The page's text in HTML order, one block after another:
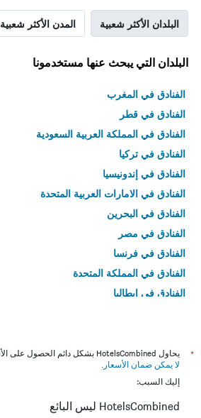
البلدان الأكثر شعبية المدن الأكثر شعبية
البلدان التي يبحث عنها مستخدمونا
الفنادق في المغرب
الفنادق في قطر
الفنادق في المملكة العربية السعودية
الفنادق في تركيا
الفنادق في إندونيسيا
الفنادق في الامارات العربية المتحدة
الفنادق في البحرين
الفنادق في مصر
الفنادق في فرنسا
الفنادق في المملكة المتحدة
الفنادق في إيطاليا
*
يحاول HotelsCombined بشكل دائم الحصول على الأسعار الدقيقة، ولكن
لا يمكن ضمان الأسعار .
إليك السبب:
HotelsCombined ليس البائع